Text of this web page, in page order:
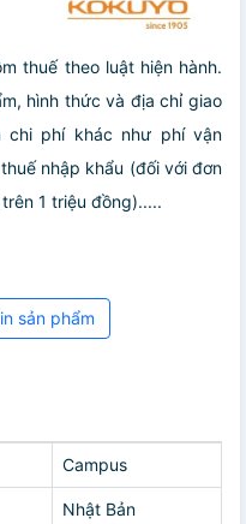
thuế theo luật hiện hành.
hình thức và địa chỉ giao
chi phí khác như phí vận
nhập khẩu (đối với đơn
1 triệu đồng).....
sản phẩm
Campus
Nhật Bản